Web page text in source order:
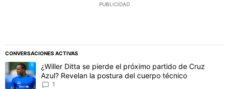
PUBLICIDAD
CONVERSACIONES ACTIVAS
Este listado muestra los artículos con más comentarios en los
Un artículo de tendencia con el título "¿Willer Ditta se pierde el
¿Willer Ditta se pierde el próximo partido de Cruz
Azul? Revelan la postura del cuerpo técnico
1